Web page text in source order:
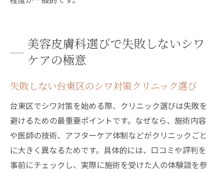
美容皮膚科選びで失敗しないシワ
ケアの極意
失敗しない台東区のシワ対策クリニック選び
台東区でシワ対策を始める際、クリニック選びは失敗を
避けるための最重要ポイントです。なぜなら、施術内容
や医師の技術、アフターケア体制などがクリニックごと
に大きく異なるためです。具体的には、口コミや評判を
事前にチェックし、実際に施術を受けた人の体験談を参